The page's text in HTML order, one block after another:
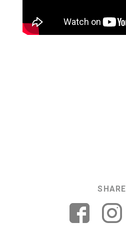
SHARE